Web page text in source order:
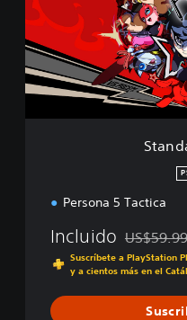
d
E
d
t
Persona 5 Tactica
Incluido Rebajado
US$59.99
Suscríbete a PlayStation
y a cientos más en el